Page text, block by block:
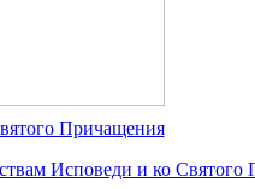
Причащения